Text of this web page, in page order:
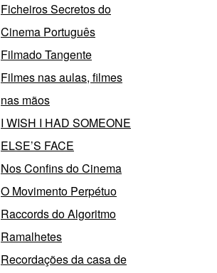
Ficheiros Secretos do
Cinema Português
Filmado Tangente
Filmes nas aulas, filmes
nas mãos
I WISH I HAD SOMEONE
ELSE’S FACE
Nos Confins do Cinema
O Movimento Perpétuo
Raccords do Algoritmo
Ramalhetes
Recordações da casa de